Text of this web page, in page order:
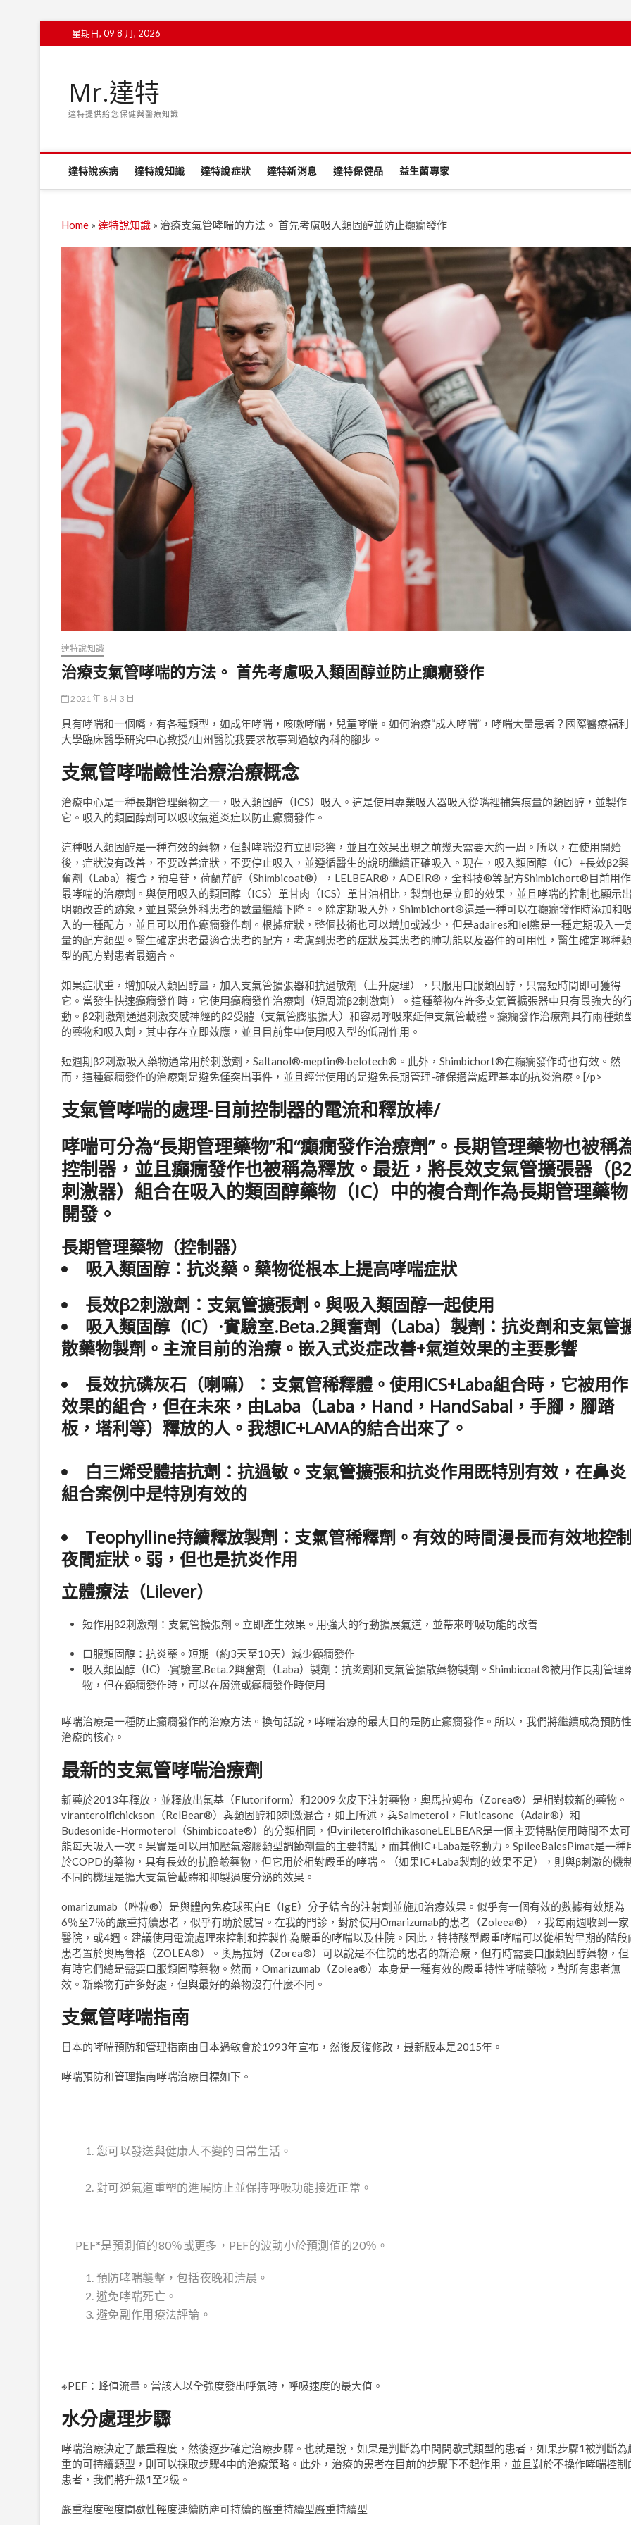
to
星期日, 09 8 月, 2026
Mr.達特
達特提供給您保健與醫療知識
達特說疾病 達特說知識 達特說症狀 達特新消息 達特保健品 益生菌專家
Home » 達特說知識 » 治療支氣管哮喘的方法。 首先考慮吸入類固醇並防止癲癇發作
達特說知識
治療支氣管哮喘的方法。 首先考慮吸入類固醇並防止癲癇發作
2021 年 8 月 3 日
具有哮喘和一個嘴，有各種類型，如成年哮喘，咳嗽哮喘，兒童哮喘。如何治療“成人哮喘”，哮喘大量患者？國際醫療福利
大學臨床醫學研究中心教授/山州醫院我要求故事到過敏內科的腳步。
支氣管哮喘鹼性治療治療概念
治療中心是一種長期管理藥物之一，吸入類固醇（ICS）吸入。這是使用專業吸入器吸入從嘴裡捕集痕量的類固醇，並製作
它。吸入的類固醇劑可以吸收氣道炎症以防止癲癇發作。
這種吸入類固醇是一種有效的藥物，但對哮喘沒有立即影響，並且在效果出現之前幾天需要大約一周。所以，在使用開始
後，症狀沒有改善，不要改善症狀，不要停止吸入，並遵循醫生的說明繼續正確吸入。現在，吸入類固醇（IC）+長效β2興
奮劑（Laba）複合，預皂苷，荷蘭芹醇（Shimbicoat®），LELBEAR®，ADEIR®，全科技®等配方Shimbichort®目前用作
最哮喘的治療劑。與使用吸入的類固醇（ICS）單甘肉（ICS）單甘油相比，製劑也是立即的效果，並且哮喘的控制也顯示
明顯改善的跡象，並且緊急外科患者的數量繼續下降。。除定期吸入外，Shimbichort®還是一種可以在癲癇發作時添加和
入的一種配方，並且可以用作癲癇發作劑。根據症狀，整個技術也可以增加或減少，但是adaires和lel熊是一種定期吸入一
量的配方類型。醫生確定患者最適合患者的配方，考慮到患者的症狀及其患者的肺功能以及器件的可用性，醫生確定哪種類
型的配方對患者最適合。
如果症狀重，增加吸入類固醇量，加入支氣管擴張器和抗過敏劑（上升處理），只服用口服類固醇，只需短時間即可獲得
它。當發生快速癲癇發作時，它使用癲癇發作治療劑（短周流β2刺激劑）。這種藥物在許多支氣管擴張器中具有最強大的
動。β2刺激劑通過刺激交感神經的β2受體（支氣管膨脹擴大）和容易呼吸來延伸支氣管載體。癲癇發作治療劑具有兩種類
的藥物和吸入劑，其中存在立即效應，並且目前集中使用吸入型的低副作用。
短週期β2刺激吸入藥物通常用於刺激劑，Saltanol®·meptin®·belotech®。此外，Shimbichort®在癲癇發作時也有效。然
而，這種癲癇發作的治療劑是避免僅突出事件，並且經常使用的是避免長期管理-確保適當處理基本的抗炎治療。[/p>
支氣管哮喘的處理-目前控制器的電流和釋放棒/
哮喘可分為“長期管理藥物”和“癲癇發作治療劑”。長期管理藥物也被稱
控制器，並且癲癇發作也被稱為釋放。最近，將長效支氣管擴張器（
刺激器）組合在吸入的類固醇藥物（IC）中的複合劑作為長期管理藥物
開發。
長期管理藥物（控制器）
吸入類固醇：抗炎藥。藥物從根本上提高哮喘症狀
長效β2刺激劑：支氣管擴張劑。與吸入類固醇一起使用
吸入類固醇（IC）·實驗室.Beta.2興奮劑（Laba）製劑：抗炎劑和支氣管
散藥物製劑。主流目前的治療。嵌入式炎症改善+氣道效果的主要影響
長效抗磷灰石（喇嘛）：支氣管稀釋體。使用ICS+Laba組合時，它被用作
效果的組合，但在未來，由Laba（Laba，Hand，HandSabal，手腳，腳踏
板，塔利等）釋放的人。我想IC+LAMA的結合出來了。
白三烯受體拮抗劑：抗過敏。支氣管擴張和抗炎作用既特別有效，在鼻炎
組合案例中是特別有效的
Teophylline持續釋放製劑：支氣管稀釋劑。有效的時間漫長而有效地控
夜間症狀。弱，但也是抗炎作用
立體療法（Lilever）
短作用β2刺激劑：支氣管擴張劑。立即產生效果。用強大的行動擴展氣道，並帶來呼吸功能的改善
口服類固醇：抗炎藥。短期（約3天至10天）減少癲癇發作
吸入類固醇（IC）·實驗室.Beta.2興奮劑（Laba）製劑：抗炎劑和支氣管擴散藥物製劑。Shimbicoat®被用作長期管理
物，但在癲癇發作時，可以在層流或癲癇發作時使用
哮喘治療是一種防止癲癇發作的治療方法。換句話說，哮喘治療的最大目的是防止癲癇發作。所以，我們將繼續成為預防性
治療的核心。
最新的支氣管哮喘治療劑
新藥於2013年釋放，並釋放出氟基（Flutoriform）和2009次皮下注射藥物，奧馬拉姆布（Zorea®）是相對較新的藥物。
viranterolflchickson（RelBear®）與類固醇和β刺激混合，如上所述，與Salmeterol，Fluticasone（Adair®）和
Budesonide-Hormoterol（Shimbicoate®）的分類相同，但virileterolflchikasoneLELBEAR是一個主要特點使用時間不太可
能每天吸入一次。果實是可以用加壓氣溶膠類型調節劑量的主要特點，而其他IC+Laba是乾動力。SpileeBalesPimat是一種
於COPD的藥物，具有長效的抗膽鹼藥物，但它用於相對嚴重的哮喘。（如果IC+Laba製劑的效果不足），則與β刺激的機
不同的機理是擴大支氣管載體和抑製過度分泌的效果。
omarizumab（唑粒®）是與體內免疫球蛋白E（IgE）分子結合的注射劑並施加治療效果。似乎有一個有效的數據有效期為
6％至7％的嚴重持續患者，似乎有助於感冒。在我的門診，對於使用Omarizumab的患者（Zoleea®），我每兩週收到一家
醫院，或4週。建議使用電流處理來控制和控製作為嚴重的哮喘以及住院。因此，特特酸型嚴重哮喘可以從相對早期的階段
患者置於奧馬魯格（ZOLEA®）。奧馬拉姆（Zorea®）可以說是不住院的患者的新治療，但有時需要口服類固醇藥物，但
有時它們總是需要口服類固醇藥物。然而，Omarizumab（Zolea®）本身是一種有效的嚴重特性哮喘藥物，對所有患者無
效。新藥物有許多好處，但與最好的藥物沒有什麼不同。
支氣管哮喘指南
日本的哮喘預防和管理指南由日本過敏會於1993年宣布，然後反復修改，最新版本是2015年。
哮喘預防和管理指南哮喘治療目標如下。
您可以發送與健康人不變的日常生活。
對可逆氣道重塑的進展防止並保持呼吸功能接近正常。
PEF*是預測值的80％或更多，PEF的波動小於預測值的20％。
預防哮喘襲擊，包括夜晚和清晨。
避免哮喘死亡。
避免副作用療法評論。
※PEF：峰值流量。當該人以全強度發出呼氣時，呼吸速度的最大值。
水分處理步驟
哮喘治療決定了嚴重程度，然後逐步確定治療步驟。也就是說，如果是判斷為中間間歇式類型的患者，如果步驟1被判斷為
重的可持續類型，則可以採取步驟4中的治療策略。此外，治療的患者在目前的步驟下不起作用，並且對於不操作哮喘控制
患者，我們將升級1至2級。
嚴重程度輕度間歇性輕度連續防塵可持續的嚴重持續型嚴重持續型